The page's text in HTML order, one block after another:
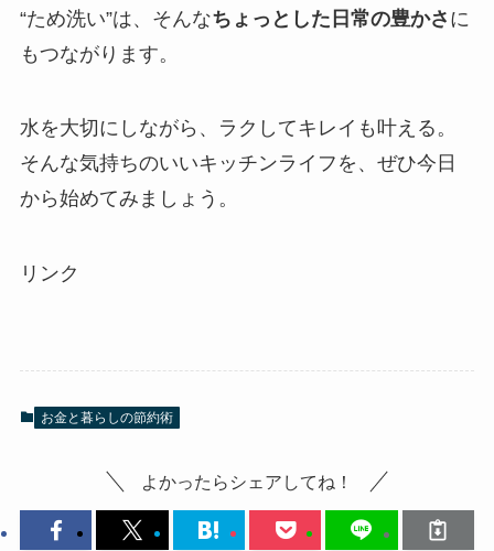
“ため洗い”は、そんなちょっとした日常の豊かさ に
もつながります。
水を大切にしながら、ラクしてキレイも叶える。
そんな気持ちのいいキッチンライフを、ぜひ今日
から始めてみましょう。
リンク
お金と暮らしの節約術
よかったらシェアしてね！